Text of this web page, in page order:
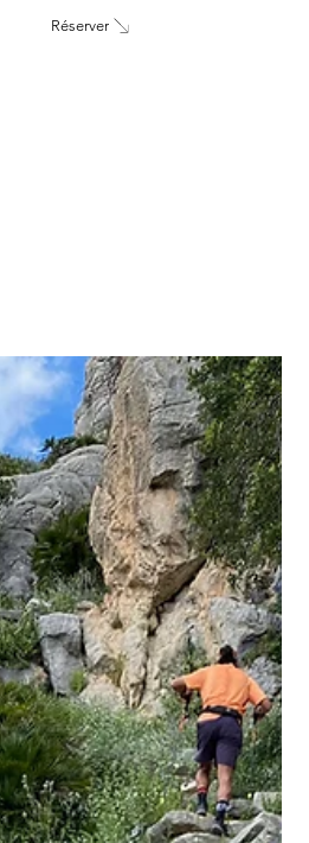
Réserver